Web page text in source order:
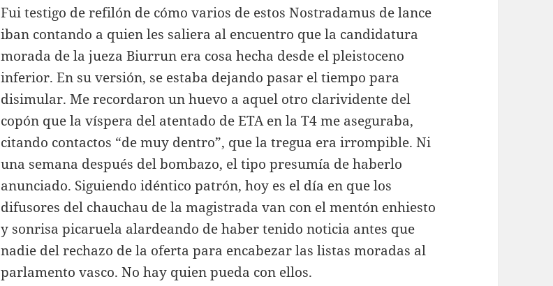
Fui testigo de refilón de cómo varios de estos Nostradamus de lance
iban contando a quien les saliera al encuentro que la candidatura
morada de la jueza Biurrun era cosa hecha desde el pleistoceno
inferior. En su versión, se estaba dejando pasar el tiempo para
disimular. Me recordaron un huevo a aquel otro clarividente del
copón que la víspera del atentado de ETA en la T4 me aseguraba,
citando contactos “de muy dentro”, que la tregua era irrompible. Ni
una semana después del bombazo, el tipo presumía de haberlo
anunciado. Siguiendo idéntico patrón, hoy es el día en que los
difusores del chauchau de la magistrada van con el mentón enhiesto
y sonrisa picaruela alardeando de haber tenido noticia antes que
nadie del rechazo de la oferta para encabezar las listas moradas al
parlamento vasco. No hay quien pueda con ellos.